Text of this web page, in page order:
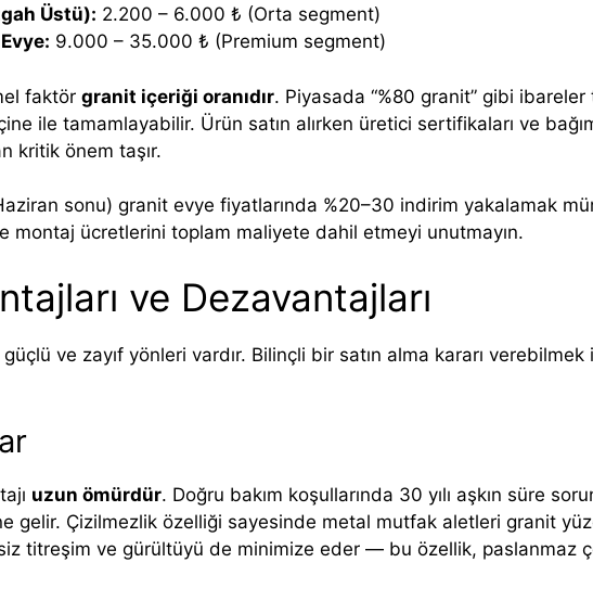
Üstü): 2.200 – 6.000 ₺ (Orta segment)
9.000 – 35.000 ₺ (Premium segment)
faktör granit içeriği oranıdır. Piyasada “%80 granit” gibi
ile tamamlayabilir. Ürün satın alırken üretici sertifikaları ve
kritik önem taşır.
sonu) granit evye fiyatlarında %20–30 indirim yakalamak
montaj ücretlerini toplam maliyete dahil etmeyi unutmayın.
ve Dezavantajları
ve zayıf yönleri vardır. Bilinçli bir satın alma kararı
uzun ömürdür. Doğru bakım koşullarında 30 yılı aşkın süre
gelir. Çizilmezlik özelliği sayesinde metal mutfak aletleri granit
titreşim ve gürültüyü de minimize eder — bu özellik, paslanmaz